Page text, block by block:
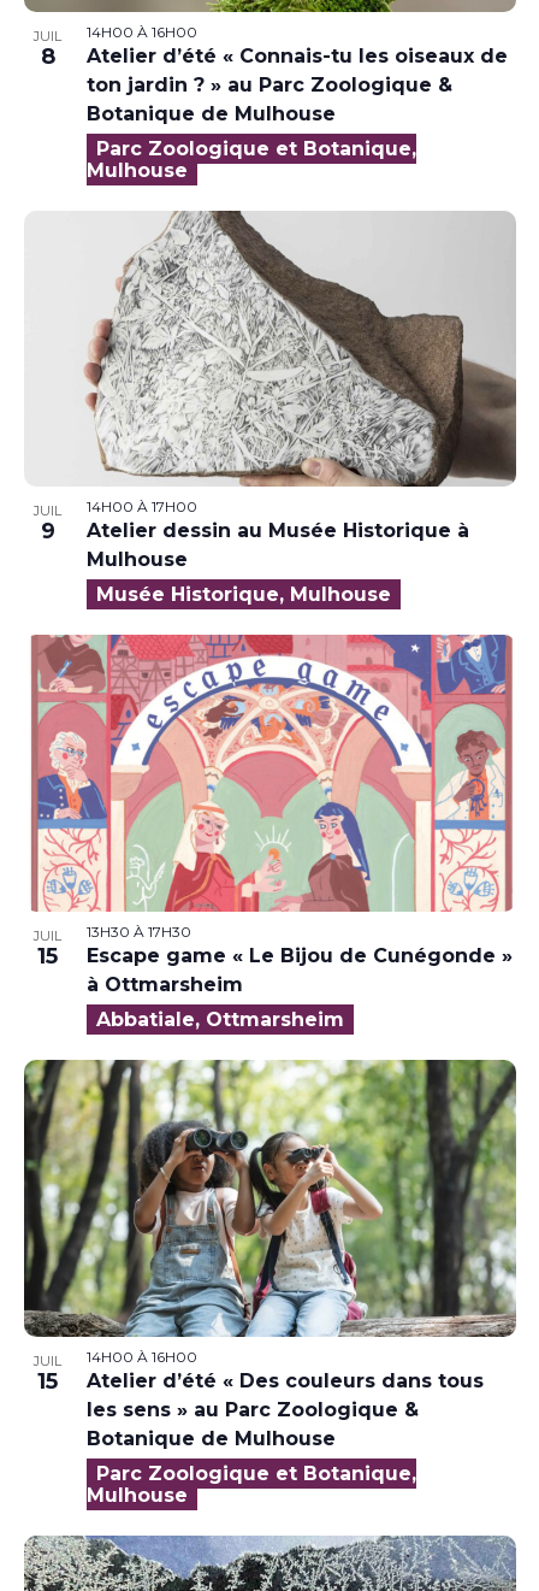
JUIL
8
14H00 À 16H00
Atelier d’été « Connais-tu les oiseaux de
ton jardin ? » au Parc Zoologique &
Botanique de Mulhouse
Parc Zoologique et Botanique,
Mulhouse
JUIL
9
14H00 À 17H00
Atelier dessin au Musée Historique à
Mulhouse
Musée Historique, Mulhouse
JUIL
15
13H30 À 17H30
Escape game « Le Bijou de Cunégonde »
à Ottmarsheim
Abbatiale, Ottmarsheim
JUIL
15
14H00 À 16H00
Atelier d’été « Des couleurs dans tous
les sens » au Parc Zoologique &
Botanique de Mulhouse
Parc Zoologique et Botanique,
Mulhouse